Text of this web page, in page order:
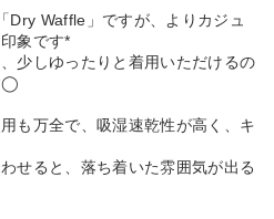
Dry Waffle」ですが、よりカジュ
象です*
少しゆったりと着用いただけるの
◯
も万全で、吸湿速乾性が高く、キ
せると、落ち着いた雰囲気が出る